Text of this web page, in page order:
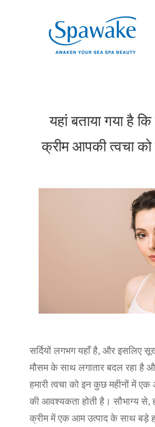
यहां बताया गया है
क्रीम आपकी त्वचा को
सर्दियों लगभग यहाँ है, और इसलिए
मौसम के साथ लगातार बदल रहा है
हमारी त्वचा को इन कुछ महीनों में एक
की आवश्यकता होती है। सौभाग्य से,
क्रीम में एक आम उत्पाद के साथ बड़े